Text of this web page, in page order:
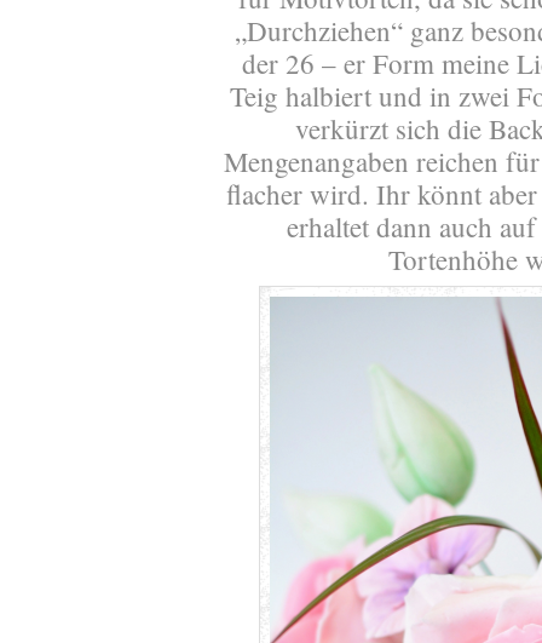
„Durchziehen“ ganz
der 26 – er Form meine
Teig halbiert und in zwei
verkürzt sich die
Mengenangaben reichen
flacher wird. Ihr könnt
erhaltet dann auch
Tortenhöhe